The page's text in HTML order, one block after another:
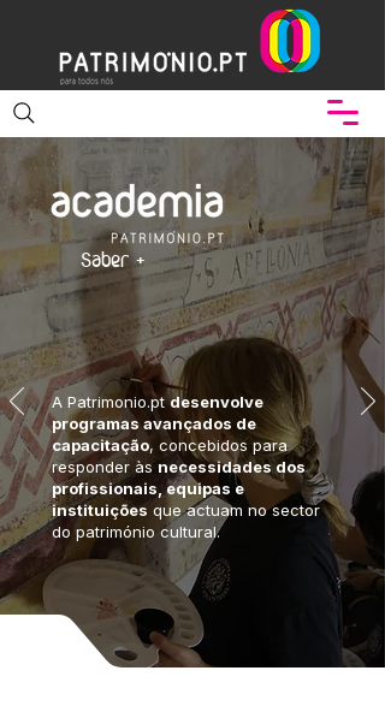
Saber +
A Patrimonio.ptdesenvolve
programas avançados de
capacitação, concebidos para
responder às necessidades dos
profissionais, equipas e
instituições que actuam no sector
do património cultural.